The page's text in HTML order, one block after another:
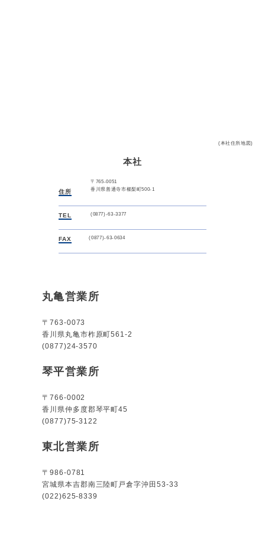
(本社住所地図)
本社
住所
〒765-0051
香川県善通寺市櫛梨町500-1
TEL (0877)-63-3377
FAX (0877)-63-0634
丸亀営業所
〒763-0073
香川県丸亀市柞原町561-2
(0877)24-3570
琴平営業所
〒766-0002
香川県仲多度郡琴平町45
(0877)75-3122
東北営業所
〒986-0781
宮城県本吉郡南三陸町戸倉字沖田53-33
(022)625-8339